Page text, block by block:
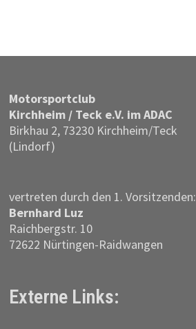
Motor­sportclub
Kirchheim / Teck e.V. im ADAC
Birkhau 2, 73230 Kirchheim/Teck
(Lindorf)
vertreten durch den 1. Vorsitzenden:
Bernhard Luz
Raichbergstr. 10
72622 Nürtingen-Raidwangen
Externe Links: